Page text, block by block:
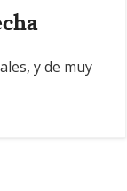
y de muy